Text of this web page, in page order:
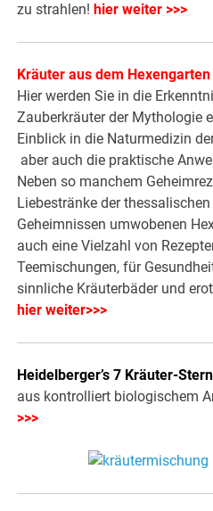
zu strahlen! hier weiter >>>
Kräuter aus dem Hexengarten
Hier werden Sie in die
Zauberkräuter der Mythologie
Einblick in die Naturmedizin
aber auch die praktische
Neben so manchem
Liebestränke der
Geheimnissen umwobenen
auch eine Vielzahl von
Teemischungen, für
sinnliche Kräuterbäder und
hier weiter>>>
Heidelberger’s 7 Kräuter-Stern
aus kontrolliert biologischem
>>>